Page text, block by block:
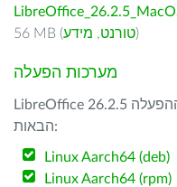
56 MB (
טורנט, מידע )
מערכות הפעלה
LibreOffice 26.2.5 זמין עבור הארכיטקטורות/מערכות ההפעלה
הבאות:
Linux Aarch64 (deb)
Linux Aarch64 (rpm)